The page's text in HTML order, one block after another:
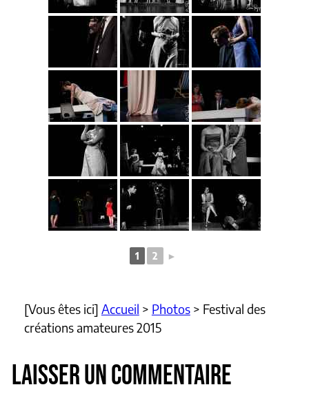
1 2 ►
[Vous êtes ici] Accueil > Photos> Festival des
créations amateures 2015
LAISSER UN COMMENTAIRE